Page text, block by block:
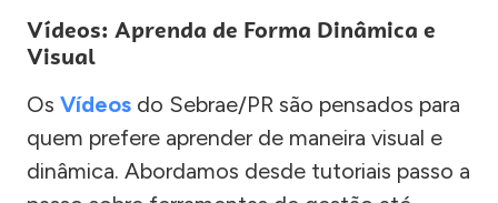
Vídeos: Aprenda de Forma Dinâmica e
Visual
Os Vídeos do Sebrae/PR são pensados para
quem prefere aprender de maneira visual e
dinâmica. Abordamos desde tutoriais passo a